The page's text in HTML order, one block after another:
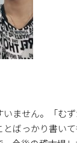
いません。「む
とばっかり書いて